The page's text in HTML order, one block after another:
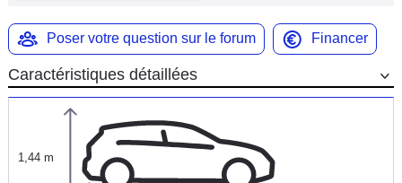
Poser votre question sur le forum Financer
Caractéristiques détaillées
1,44 m